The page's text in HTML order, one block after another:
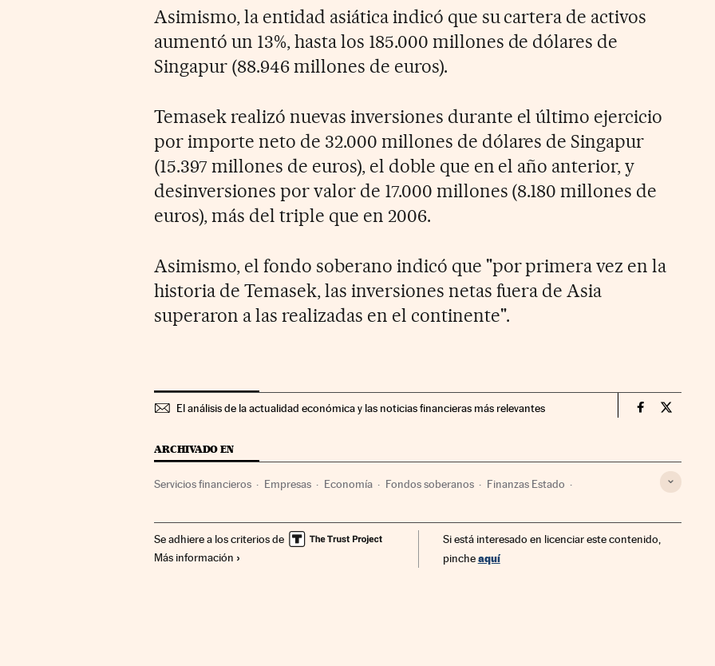
Asimismo, la entidad asiática indicó que su cartera de activos
aumentó un 13%, hasta los 185.000 millones de dólares de
Singapur (88.946 millones de euros).
Temasek realizó nuevas inversiones durante el último ejercicio
por importe neto de 32.000 millones de dólares de Singapur
(15.397 millones de euros), el doble que en el año anterior, y
desinversiones por valor de 17.000 millones (8.180 millones de
euros), más del triple que en 2006.
Asimismo, el fondo soberano indicó que "por primera vez en la
historia de Temasek, las inversiones netas fuera de Asia
superaron a las realizadas en el continente".
El análisis de la actualidad económica y las noticias financieras más relevantes Companias
ARCHIVADO EN
Servicios financieros Empresas Economía Fondos soberanos Finanzas Estado
Se adhiere a los criterios de
Más información
Si está interesado en licenciar este contenido,
pincheaquí